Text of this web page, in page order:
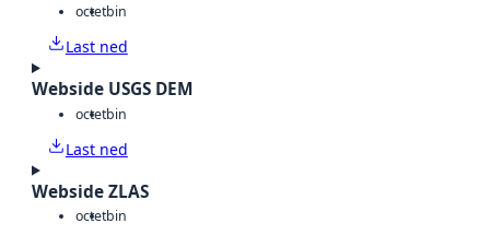
octetbin
Last ned
Webside USGS DEM
octetbin
Last ned
Webside ZLAS
octetbin